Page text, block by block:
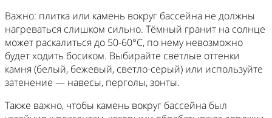
Важно: плитка или камень вокруг бассейна не должны
нагреваться слишком сильно. Тёмный гранит на солнце
может раскалиться до 50-60°C, по нему невозможно
будет ходить босиком. Выбирайте светлые оттенки
камня (белый, бежевый, светло-серый) или используйте
затенение — навесы, перголы, зонты.
Также важно, чтобы камень вокруг бассейна был